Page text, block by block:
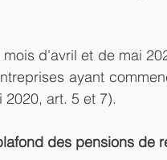
d'avril et de mai
ayant
2020, art. 5 et 7).
des pensions de